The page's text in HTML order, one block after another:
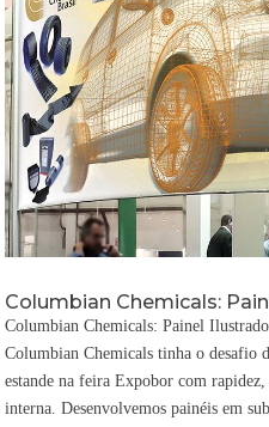
Columbian Chemicals:
Columbian Chemicals: Painel
Columbian Chemicals tinha o desafio
estande na feira Expobor com rapidez,
interna. Desenvolvemos painéis em